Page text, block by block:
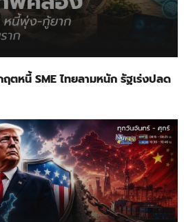
หนี้ SME ไทยลามหนัก รัฐเร่งปลด